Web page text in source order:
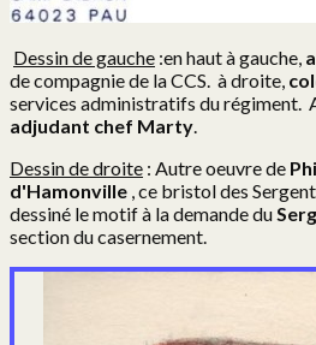
Dessin de gauche :en haut à gauche,
de compagnie de la CCS. à droite,
services administratifs du régiment.
adjudant chef Marty.
Dessin de droite : Autre oeuvre de
d'Hamonville , ce bristol des
dessiné le motif à la demande du
section du casernement.